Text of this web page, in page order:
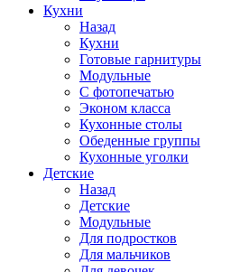
Кухни
Назад
Кухни
Готовые гарнитуры
Модульные
С фотопечатью
Эконом класса
Кухонные столы
Обеденные группы
Кухонные уголки
Детские
Назад
Детские
Модульные
Для подростков
Для мальчиков